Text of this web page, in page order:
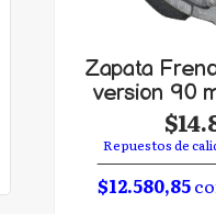
Zapata
version 90
Repuestos de
$12.580,85